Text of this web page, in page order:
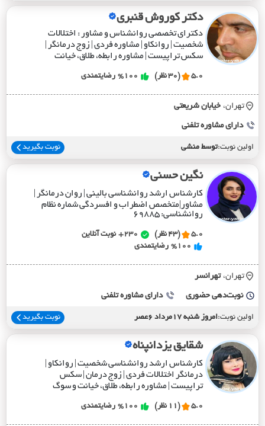
دکتر کوروش قنبری
دکترای تخصصی روانشناس و مشاور : اختلالات
شخصیت | روانکاو | مشاوره فردی | زوج درمانگر |
سکس تراپیست | مشاوره رابطه، طلاق، خیانت
5.0 (30 نظر) %100 رضایتمندی
تهران، خيابان شريعتي
دارای مشاوره تلفنی
اولین نوبت:توسط منشی نوبت بگیرید
نگین حسنی
کارشناس ارشد روانشناسی بالینی | روان درمانگر |
مشاور|متخصص اضطراب و افسردگی شماره نظام
روانشناسی: ۶۹۸۸۵
5.0 (43 نظر) 230+
نوبت آنلاین
%100 رضایتمندی
تهران، تهرانسر
نوبت‌دهی حضوری دارای مشاوره تلفنی
اولین نوبت:امروز شنبه 17مرداد 6عصر نوبت بگیرید
شقایق یزدانپناه
کارشناس ارشد روانشناسی شخصیت | روانکاو |
درمانگر اختلالات فردی | زوج درمان | سکس
تراپیست | مشاوره رابطه، طلاق، خیانت و سوگ
5.0 (11 نظر) %100 رضایتمندی